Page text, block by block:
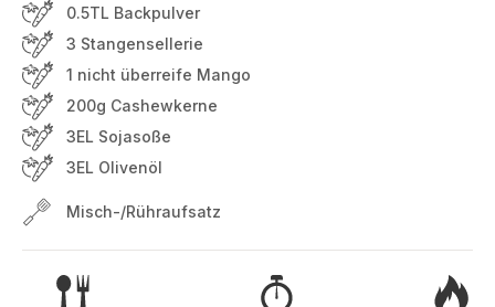
0.5TL Backpulver
3 Stangensellerie
1 nicht überreife Mango
200g Cashewkerne
3EL Sojasoße
3EL Olivenöl
Misch-/Rühraufsatz